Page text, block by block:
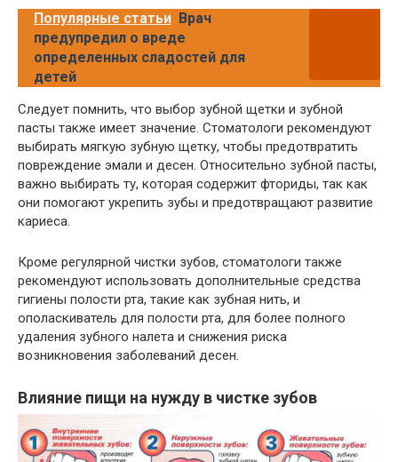
Популярные статьи Врач
предупредил о вреде
определенных сладостей для
детей
Следует помнить, что выбор зубной щетки и зубной
пасты также имеет значение. Стоматологи рекомендуют
выбирать мягкую зубную щетку, чтобы предотвратить
повреждение эмали и десен. Относительно зубной пасты,
важно выбирать ту, которая содержит фториды, так как
они помогают укрепить зубы и предотвращают развитие
кариеса.
Кроме регулярной чистки зубов, стоматологи также
рекомендуют использовать дополнительные средства
гигиены полости рта, такие как зубная нить, и
ополаскиватель для полости рта, для более полного
удаления зубного налета и снижения риска
возникновения заболеваний десен.
Влияние пищи на нужду в чистке зубов